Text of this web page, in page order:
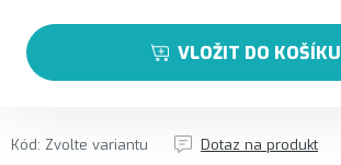
VLOŽIT DO KOŠÍKU
Kód: Zvolte variantu Dotaz na produkt